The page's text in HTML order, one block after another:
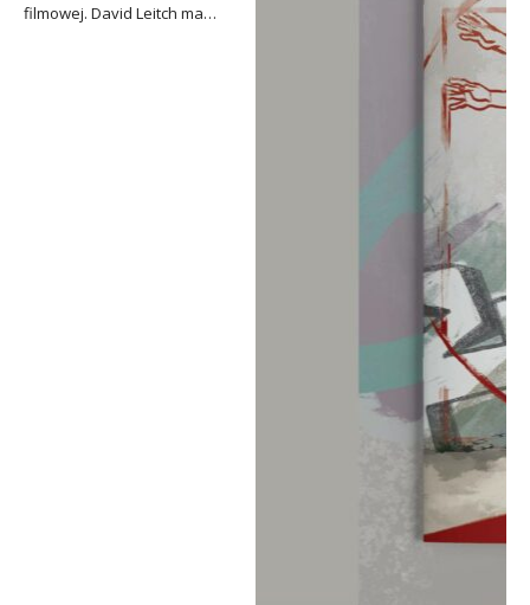
filmowej. David Leitch ma…